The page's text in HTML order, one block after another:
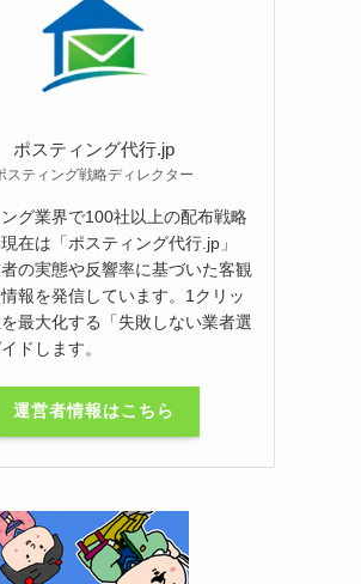
ポスティング代行.jp
スティング戦略ディレクター
グ業界で100社以上の配布戦略
在は「ポスティング代行.jp」
の実態や反響率に基づいた客観
報を発信しています。1クリッ
最大化する「失敗しない業者選
ドします。
運営者情報はこちら